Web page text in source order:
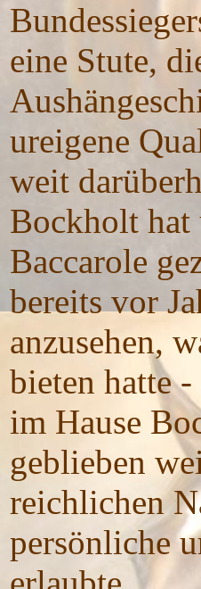
eine Stute,
ureigene
weit
Bockholt hat
Baccarole
bereits vor
anzusehen,
bieten hatte
im Hause
geblieben
reichlichen
persönliche